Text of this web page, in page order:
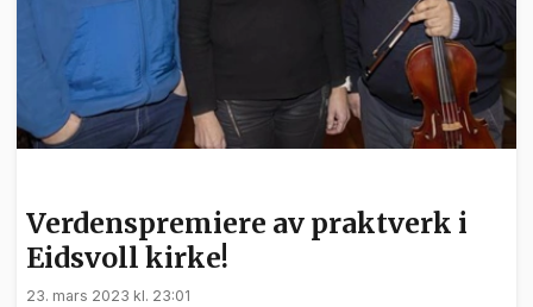
Verdenspremiere av praktverk i
Eidsvoll kirke!
23. mars 2023 kl. 23:01